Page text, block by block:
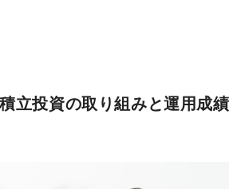
立投資の取り組みと運用成績